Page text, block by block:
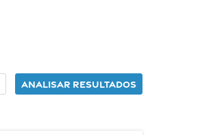
Analisar resultados